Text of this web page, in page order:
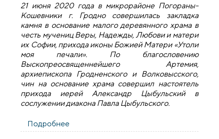
21 июня 2020 года в микрорайоне Погораны-
Кошевники г. Гродно совершилась закладка
камня в основание малого деревянного храма в
честь мучениц Веры, Надежды, Любови и матери
их Софии, прихода иконы Божией Матери «Утоли
моя печали». По благословению
Выскопреосвященнейшего Артемия,
архиепископа Гродненского и Волковысского,
чин на основание храма совершил настоятель
прихода иерей Александр Цыбульский в
сослужении диакона Павла Цыбульского.
Подробнее
деревянного храма в Погоранах